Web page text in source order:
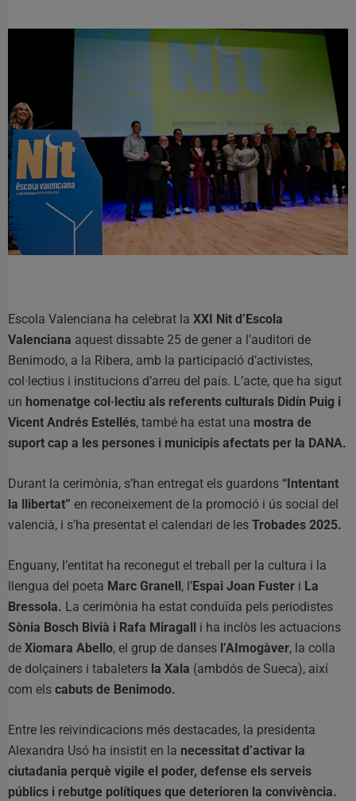
Escola Valenciana ha celebrat la XXI Nit d’Escola
Valenciana aquest dissabte 25 de gener a l’auditori de
Benimodo, a la Ribera, amb la participació d’activistes,
col·lectius i institucions d’arreu del país. L’acte, que ha sigut
un homenatge col·lectiu als referents culturals Didín Puig i
Vicent Andrés Estellés, també ha estat una mostra de
suport cap a les persones i municipis afectats per la DANA.
Durant la cerimònia, s’han entregat els guardons “Intentant
la llibertat” en reconeixement de la promoció i ús social del
valencià, i s’ha presentat el calendari de les Trobades 2025.
Enguany, l’entitat ha reconegut el treball per la cultura i la
llengua del poeta Marc Granell , l’Espai Joan Fuster i La
Bressola. La cerimònia ha estat conduïda pels periodistes
Sònia Bosch Bivià i Rafa Miragall
i ha inclòs les actuacions
de Xiomara Abello, el grup de danses l’AImogàver, la colla
de dolçainers i tabaleters la Xala (ambdós de Sueca), així
com els cabuts de Benimodo.
Entre les reivindicacions més destacades, la presidenta
Alexandra Usó ha insistit en la necessitat d’activar la
ciutadania perquè vigile el poder, defense els serveis
públics i rebutge polítiques que deterioren la convivència.